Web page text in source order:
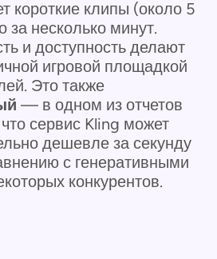
короткие клипы (около 5
за несколько минут.
и доступность делают
игровой площадкой
Это также
— в одном из отчетов
сервис Kling может
дешевле за секунду
с генеративными
конкурентов.